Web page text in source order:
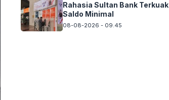
Rahasia Sultan Bank Terkuak
Saldo Minimal
08-08-2026 - 09.45